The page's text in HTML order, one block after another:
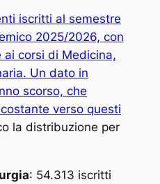
iscritti al semestre
2025/2026, con
ai corsi di Medicina,
Un dato in
scorso, che
verso questi
la distribuzione per
: 54.313 iscritti